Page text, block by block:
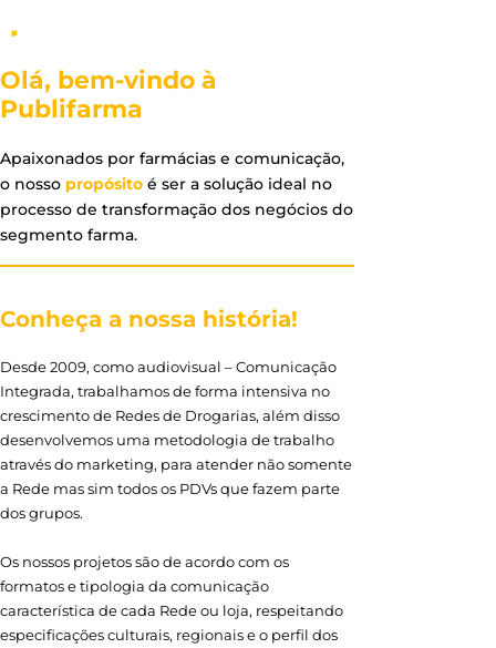
Olá, bem-vindo à
Publifarma
Apaixonados por farmácias e comunicação,
o nosso propósito é ser a solução ideal no
processo de transformação dos negócios do
segmento farma.
Conheça a nossa história!
Desde 2009, como audiovisual – Comunicação
Integrada, trabalhamos de forma intensiva no
crescimento de Redes de Drogarias, além disso
desenvolvemos uma metodologia de trabalho
através do marketing, para atender não somente
a Rede mas sim todos os PDVs que fazem parte
dos grupos.
Os nossos projetos são de acordo com os
formatos e tipologia da comunicação
característica de cada Rede ou loja, respeitando
especificações culturais, regionais e o perfil dos